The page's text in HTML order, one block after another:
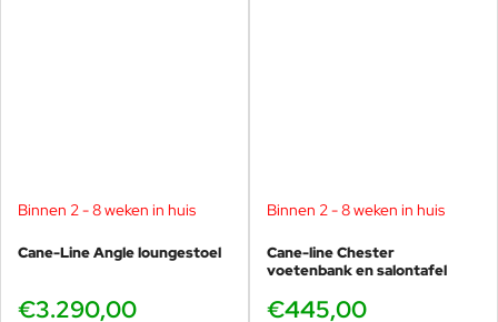
Binnen 2 - 8 weken in huis
Cane-Line Angle loungestoel
€3.290,00
Binnen 2 - 8 weken in huis
Cane-line Chester
voetenbank en salontafel
€445,00